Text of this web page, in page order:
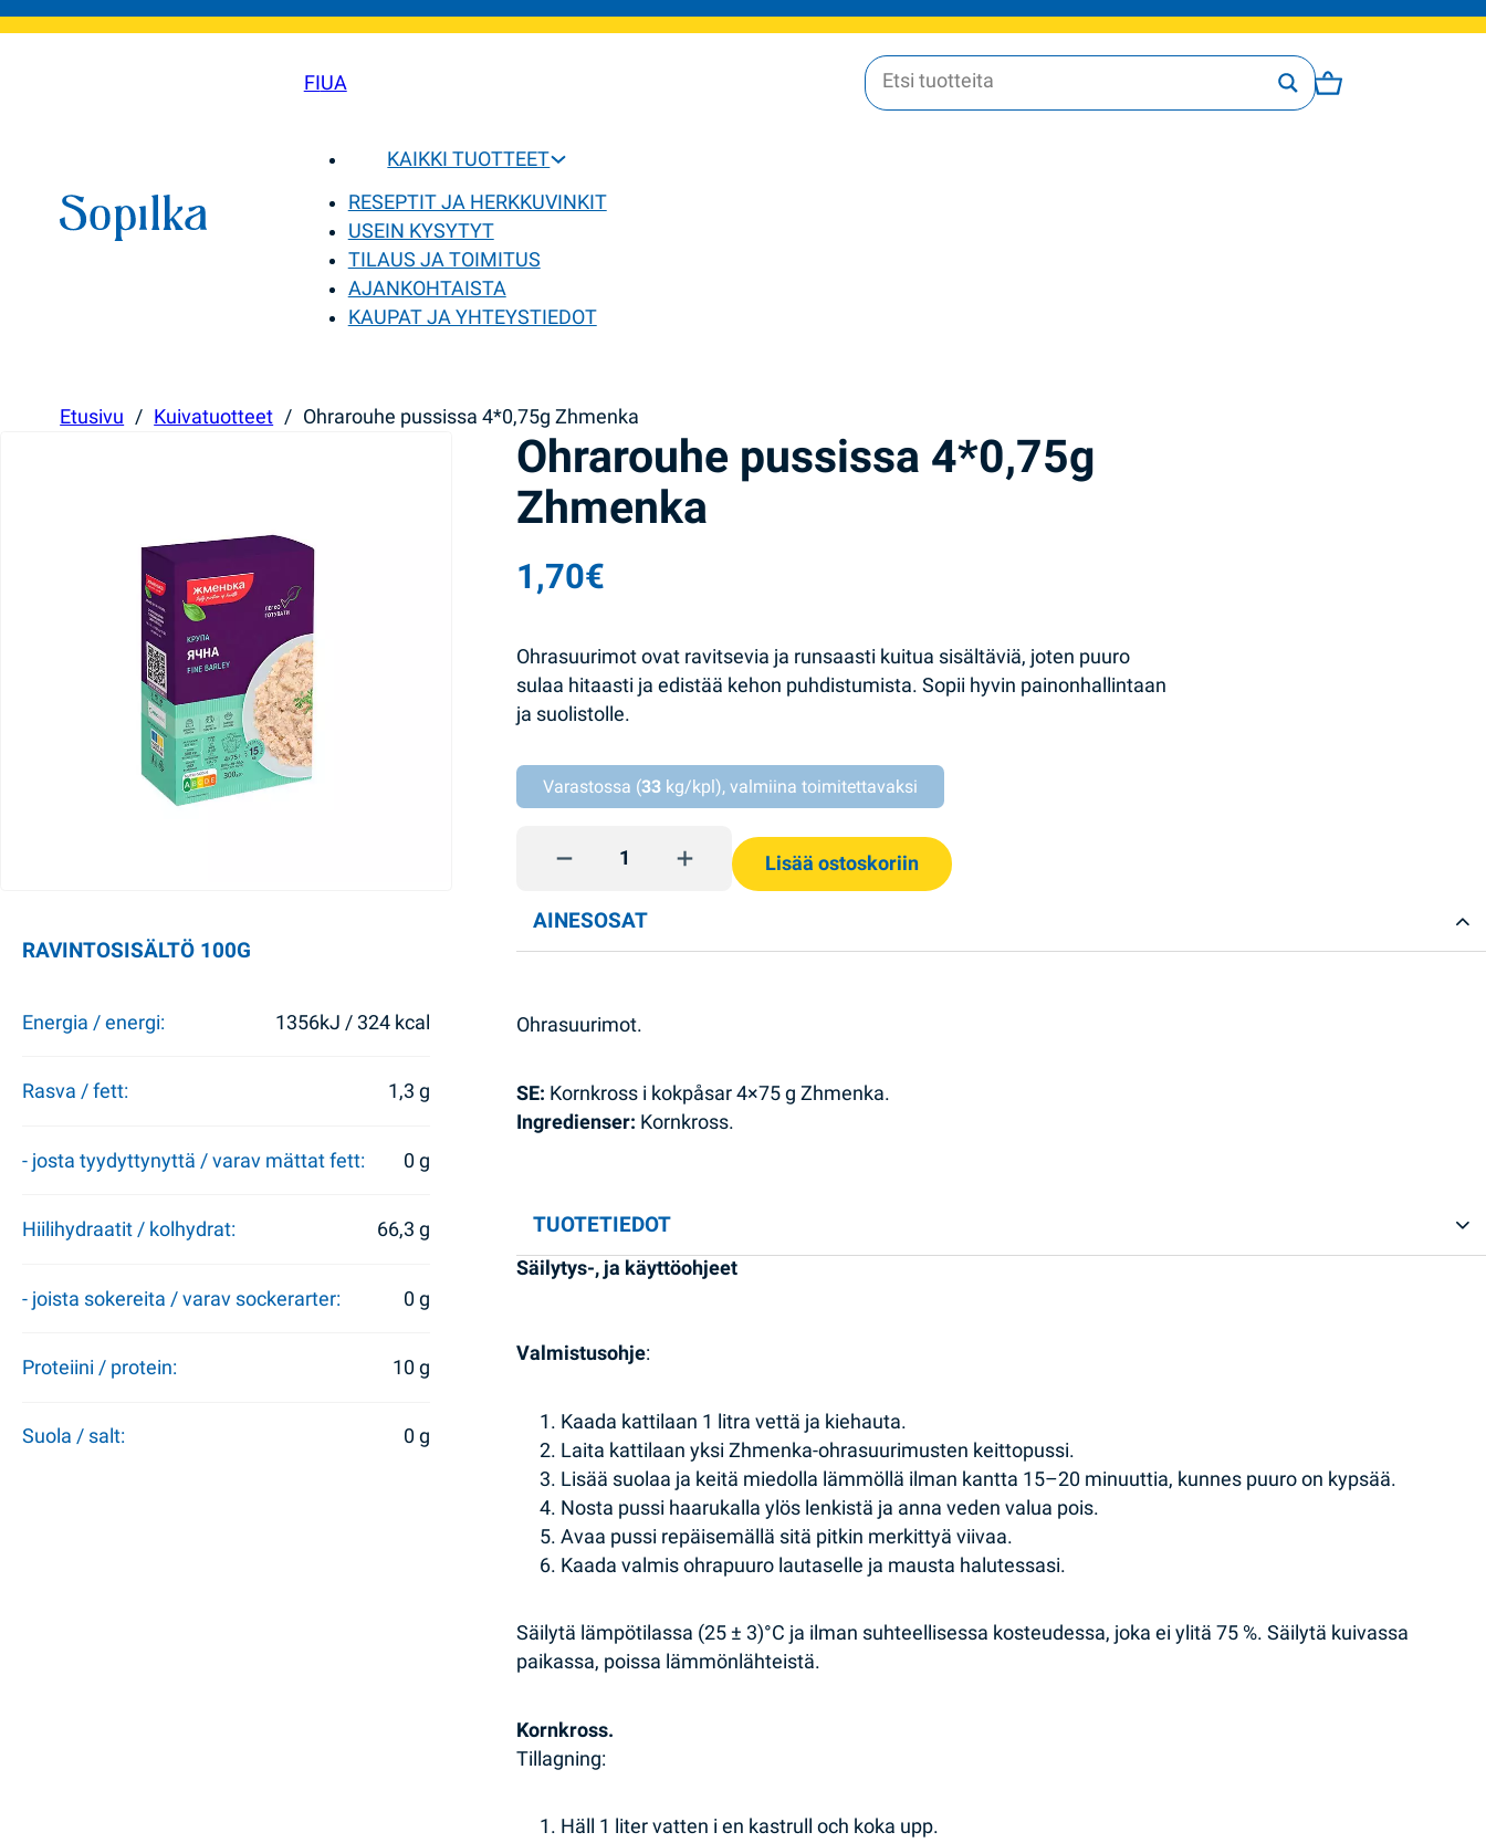
FIUA
KAIKKI TUOTTEET
RESEPTIT JA HERKKUVINKIT
USEIN KYSYTYT
TILAUS JA TOIMITUS
AJANKOHTAISTA
KAUPAT JA YHTEYSTIEDOT
Etusivu / Kuivatuotteet / Ohrarouhe pussissa 4*0,75g Zhmenka
Ohrarouhe pussissa 4*0,75g
Zhmenka
1,70€
Ohrasuurimot ovat ravitsevia ja runsaasti kuitua sisältäviä, joten puuro
sulaa hitaasti ja edistää kehon puhdistumista. Sopii hyvin painonhallintaan
ja suolistolle.
Varastossa (33 kg/kpl), valmiina toimitettavaksi
Ohrarouhe pussissa 4*0,75g Zhmenka quantity
Lisää ostoskoriin
RAVINTOSISÄLTÖ 100G
Energia / energi: 1356kJ / 324 kcal
Rasva / fett: 1,3 g
- josta tyydyttynyttä / varav mättat fett: 0 g
Hiilihydraatit / kolhydrat: 66,3 g
- joista sokereita / varav sockerarter: 0 g
Proteiini / protein: 10 g
Suola / salt: 0 g
AINESOSAT
Ohrasuurimot.
SE: Kornkross i kokpåsar 4×75 g Zhmenka.
Ingredienser: Kornkross.
TUOTETIEDOT
Säilytys-, ja käyttöohjeet
Valmistusohje:
Kaada kattilaan 1 litra vettä ja kiehauta.
Laita kattilaan yksi Zhmenka-ohrasuurimusten keittopussi.
Lisää suolaa ja keitä miedolla lämmöllä ilman kantta 15–20 minuuttia, kunnes puuro on kypsää.
Nosta pussi haarukalla ylös lenkistä ja anna veden valua pois.
Avaa pussi repäisemällä sitä pitkin merkittyä viivaa.
Kaada valmis ohrapuuro lautaselle ja mausta halutessasi.
Säilytä lämpötilassa (25 ± 3)°C ja ilman suhteellisessa kosteudessa, joka ei ylitä 75 %. Säilytä kuivassa
paikassa, poissa lämmönlähteistä.
Kornkross.
Tillagning:
Häll 1 liter vatten i en kastrull och koka upp.